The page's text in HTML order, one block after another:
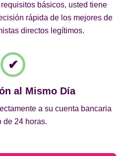
básicos, usted tiene
rápida de los mejores de
directos legítimos.
al Mismo Día
a su cuenta bancaria
de 24 horas.